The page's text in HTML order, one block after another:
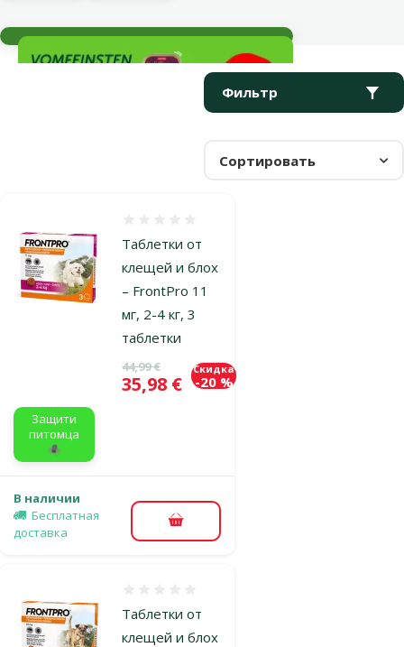
Фильтр
Сортировать
Продукты в категории Таблетки от блох и клещей
Таблетки от
клещей и блох
– FrontPro 11
мг, 2-4 кг, 3
таблетки
Исходная цена
44,99 €
Цена
35,98 €
Скидка
-20 %
Защити
питомца
🕷️
В наличии
Бесплатная
доставка
В корзину
Таблетки от
клещей и блох